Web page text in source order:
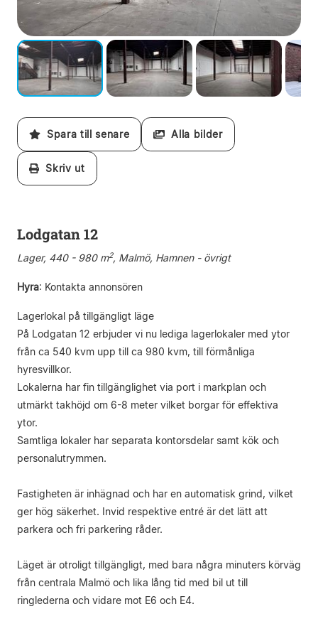
Spara till senare Alla bilder
Skriv ut
Lodgatan 12
Lager, 440 - 980 m2, Malmö, Hamnen - övrigt
Hyra: Kontakta annonsören
Lagerlokal på tillgängligt läge
På Lodgatan 12 erbjuder vi nu lediga lagerlokaler med ytor
från ca 540 kvm upp till ca 980 kvm, till förmånliga
hyresvillkor.
Lokalerna har fin tillgänglighet via port i markplan och
utmärkt takhöjd om 6-8 meter vilket borgar för effektiva
ytor.
Samtliga lokaler har separata kontorsdelar samt kök och
personalutrymmen.
Fastigheten är inhägnad och har en automatisk grind, vilket
ger hög säkerhet. Invid respektive entré är det lätt att
parkera och fri parkering råder.
Läget är otroligt tillgängligt, med bara några minuters körväg
från centrala Malmö och lika lång tid med bil ut till
ringlederna och vidare mot E6 och E4.